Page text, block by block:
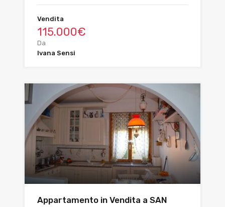
Vendita
115.000€
Da
Ivana Sensi
Appartamento in Vendita a SAN